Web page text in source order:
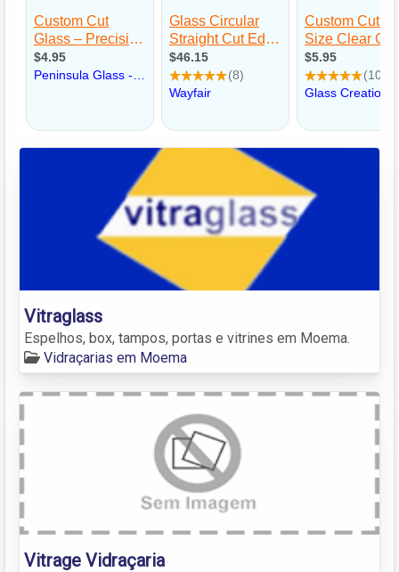
Vitraglass
Espelhos, box, tampos, portas e vitrines em Moema.
Vidraçarias em Moema
Vitrage Vidraçaria